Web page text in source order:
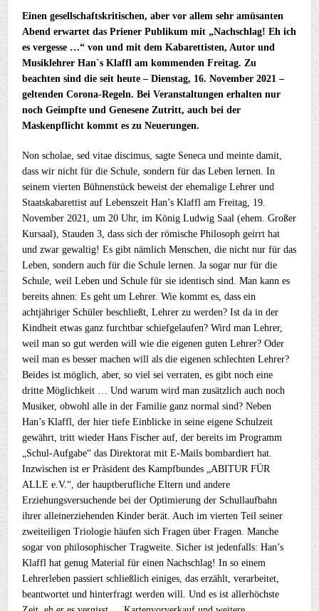
Einen gesellschaftskritischen, aber vor allem sehr amüsanten
Abend erwartet das Priener Publikum mit „Nachschlag! Eh ich
es vergesse …“ von und mit dem Kabarettisten, Autor und
Musiklehrer Han`s Klaffl am kommenden Freitag. Zu
beachten sind die seit heute – Dienstag, 16. November 2021 –
geltenden Corona-Regeln. Bei Veranstaltungen erhalten nur
noch Geimpfte und Genesene Zutritt, auch bei der
Maskenpflicht kommt es zu Neuerungen.
Non scholae, sed vitae discimus, sagte Seneca und meinte damit,
dass wir nicht für die Schule, sondern für das Leben lernen. In
seinem vierten Bühnenstück beweist der ehemalige Lehrer und
Staatskabarettist auf Lebenszeit Han’s Klaffl am Freitag, 19.
November 2021, um 20 Uhr, im König Ludwig Saal (ehem. Großer
Kursaal), Stauden 3, dass sich der römische Philosoph geirrt hat
und zwar gewaltig! Es gibt nämlich Menschen, die nicht nur für das
Leben, sondern auch für die Schule lernen. Ja sogar nur für die
Schule, weil Leben und Schule für sie identisch sind. Man kann es
bereits ahnen: Es geht um Lehrer. Wie kommt es, dass ein
achtjähriger Schüler beschließt, Lehrer zu werden? Ist da in der
Kindheit etwas ganz furchtbar schiefgelaufen? Wird man Lehrer,
weil man so gut werden will wie die eigenen guten Lehrer? Oder
weil man es besser machen will als die eigenen schlechten Lehrer?
Beides ist möglich, aber, so viel sei verraten, es gibt noch eine
dritte Möglichkeit … Und warum wird man zusätzlich auch noch
Musiker, obwohl alle in der Familie ganz normal sind? Neben
Han’s Klaffl, der hier tiefe Einblicke in seine eigene Schulzeit
gewährt, tritt wieder Hans Fischer auf, der bereits im Programm
„Schul-Aufgabe“ das Direktorat mit E-Mails bombardiert hat.
Inzwischen ist er Präsident des Kampfbundes „ABITUR FÜR
ALLE e.V.“, der hauptberufliche Eltern und andere
Erziehungsversuchende bei der Optimierung der Schullaufbahn
ihrer alleinerziehenden Kinder berät. Auch im vierten Teil seiner
zweiteiligen Triologie häufen sich Fragen über Fragen. Manche
sogar von philosophischer Tragweite. Sicher ist jedenfalls: Han’s
Klaffl hat genug Material für einen Nachschlag! In so einem
Lehrerleben passiert schließlich einiges, das erzählt, verarbeitet,
beantwortet und hinterfragt werden will. Und es ist allerhöchste